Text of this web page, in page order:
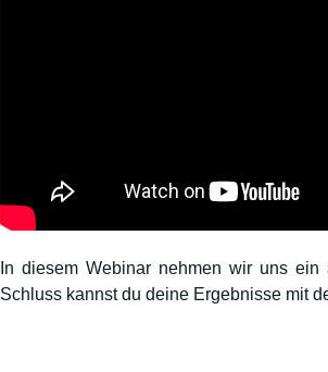
In diesem Webinar nehmen wir uns
Schluss kannst du deine Ergebnisse mit